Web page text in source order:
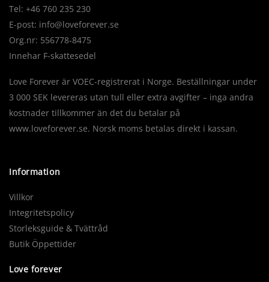
Tel: +46 760 235 230
E-post: info@loveforever.se
Org.nr: 556778-8475
Innehar F-skattesedel
Love Forever är VOEC-registrerat i Norge. Beställningar under
3 000 SEK levereras utan tull eller extra avgifter – inga andra
kostnader tillkommer än det du betalar på
www.loveforever.se. Norsk moms betalas direkt i kassan.
Information
Villkor
Integritetspolicy
Storleksguide & Tvättråd
Butik Öppettider
Love forever